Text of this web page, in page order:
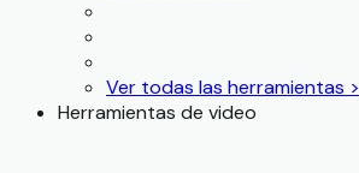
Ver todas las herramientas >
Herramientas de video